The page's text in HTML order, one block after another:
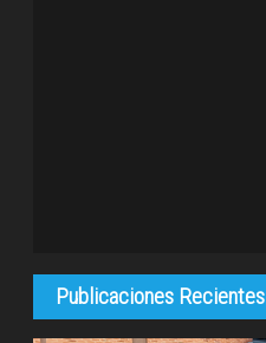
Publicaciones Recientes